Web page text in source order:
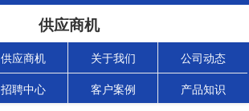
供应商机
供应商机 关于我们 公司动态
招聘中心 客户案例 产品知识